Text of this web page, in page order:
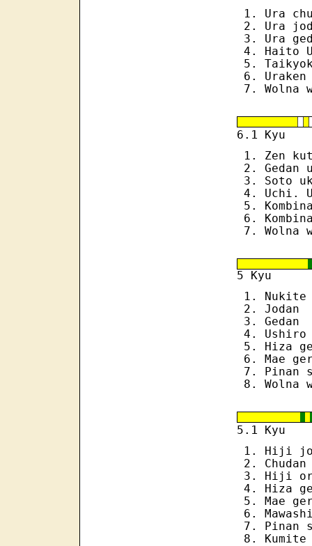
Ura
Ura
Ura
Haito
Wolna
6. 1 Kyu
Zen
Gedan
Soto
Uchi.
Wolna
5 Kyu
Nukite
Jodan
Gedan
Hiza
Mae
Pinan
Wolna
5. 1 Kyu
Hiji
Chudan
Hiji
Hiza
Mae
Pinan
Kumite